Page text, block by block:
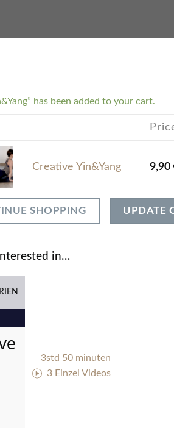
has been added to your cart.
Creative Yin&Yang 9,90
SHOPPING UPDATE
in…
3std 50 minuten
3 Einzel Videos